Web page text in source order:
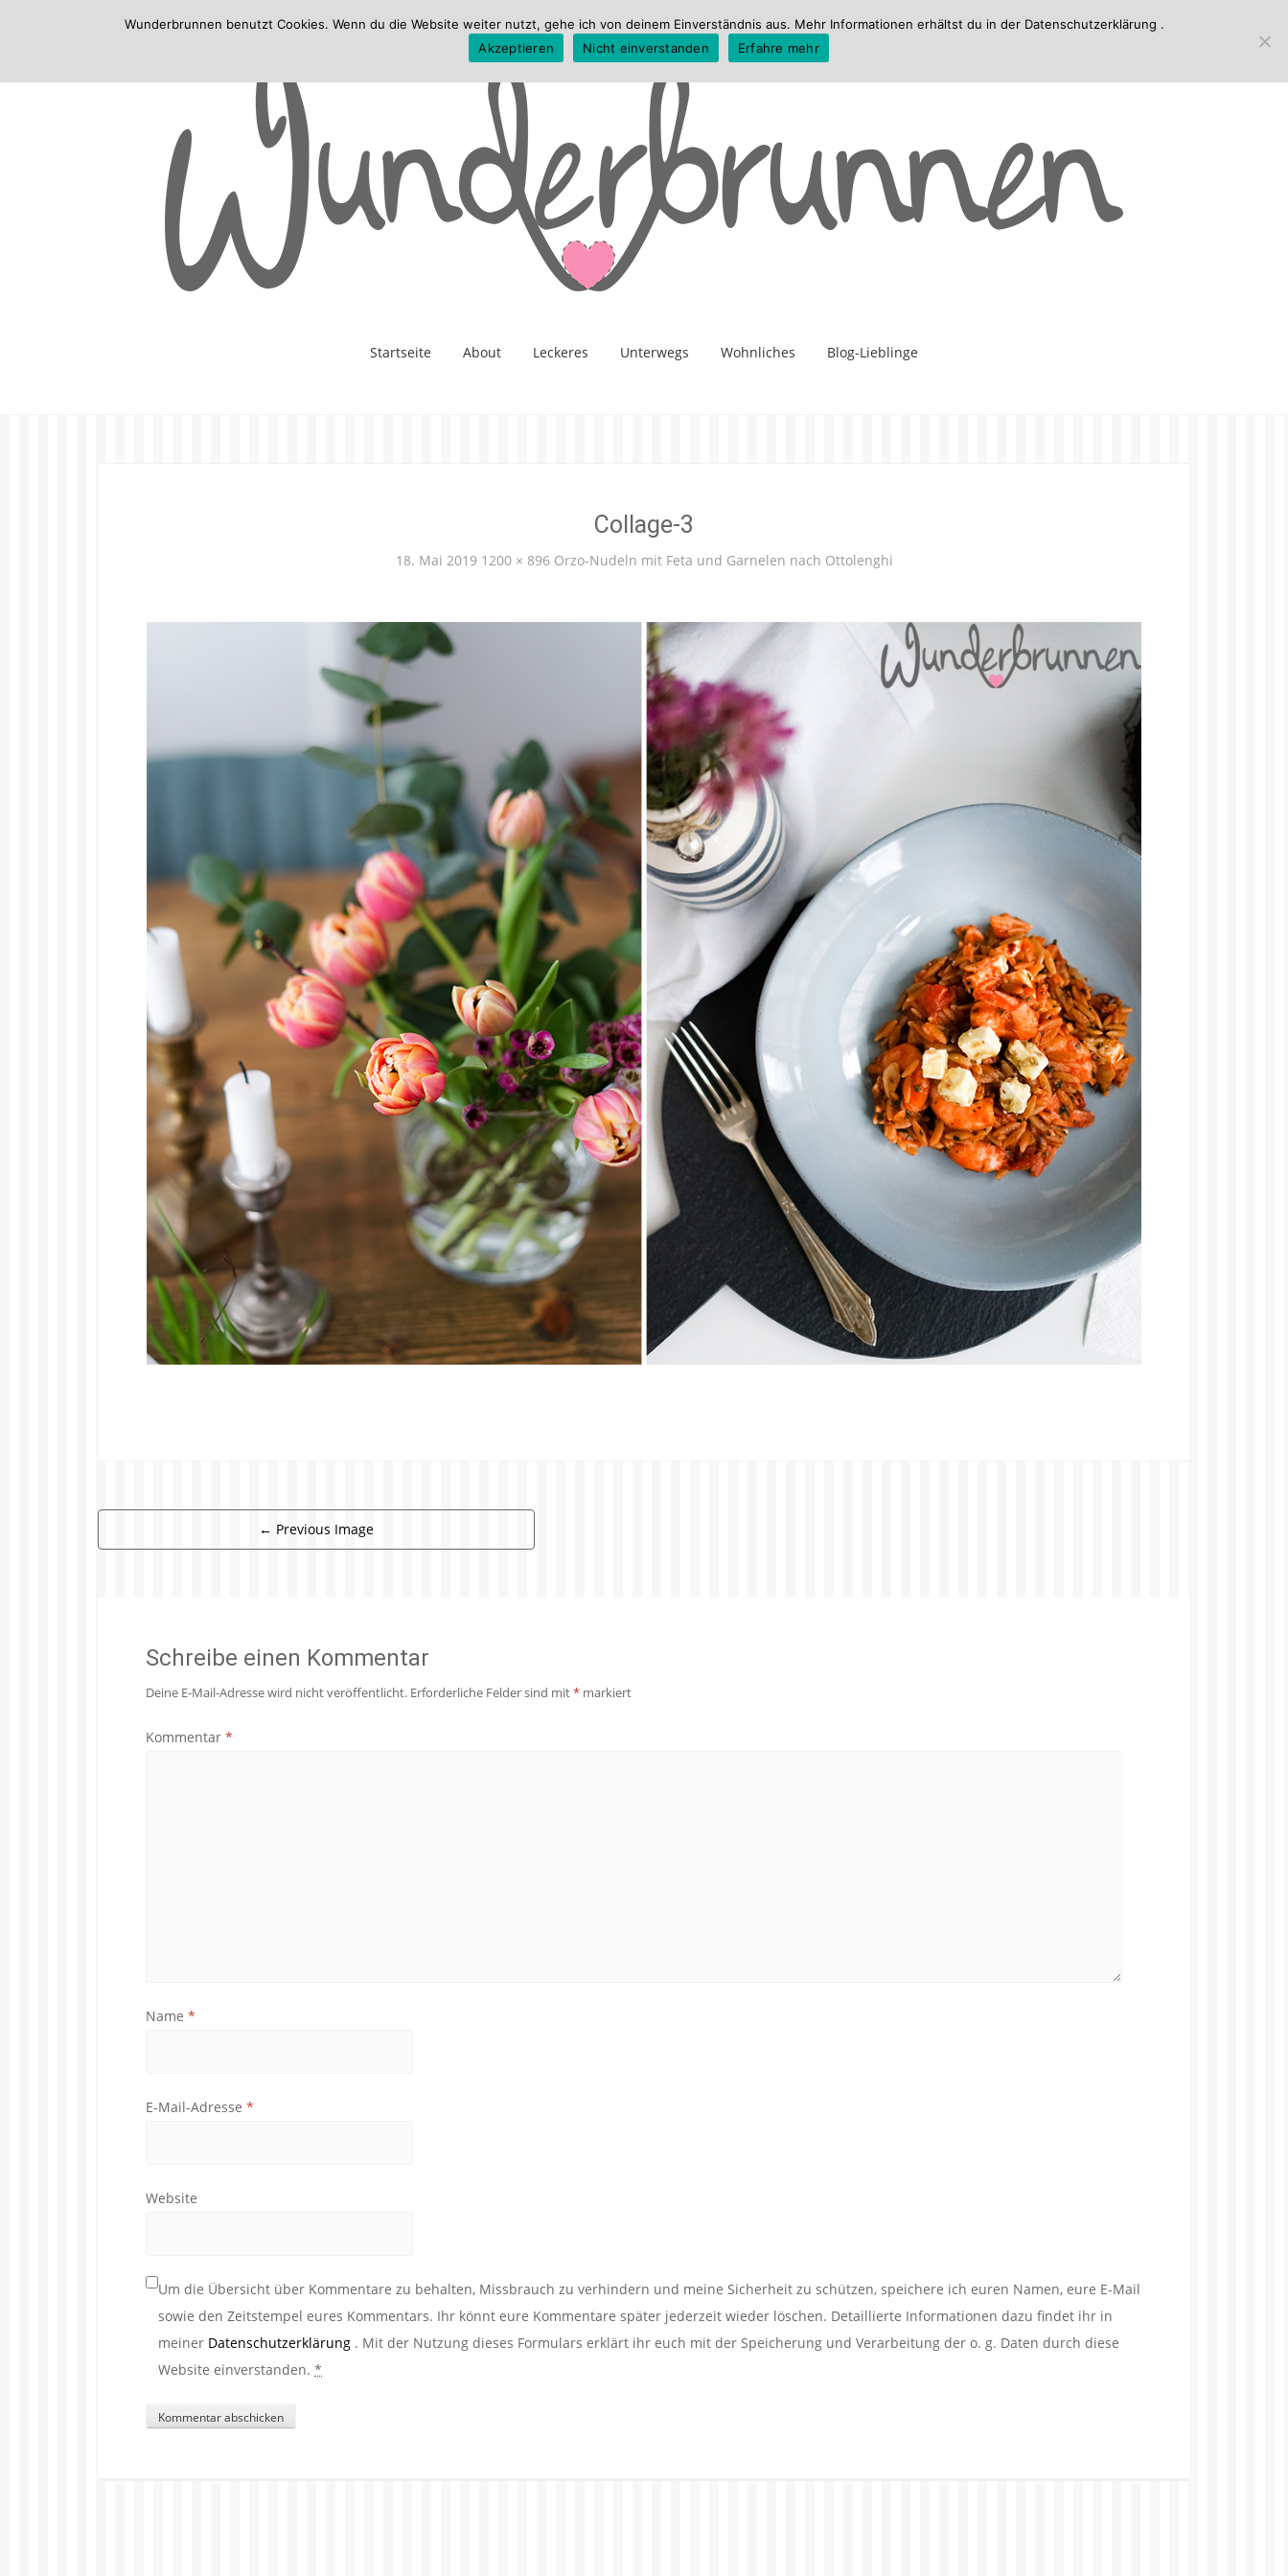
Startseite About Leckeres Unterwegs Wohnliches Blog-Lieblinge
Collage-3
18. Mai 2019 1200 × 896 Orzo-Nudeln mit Feta und Garnelen nach Ottolenghi
← Previous Image
Schreibe einen Kommentar
Deine E-Mail-Adresse wird nicht veröffentlicht. Erforderliche Felder sind mit* markiert
Kommentar *
Name *
E-Mail-Adresse *
Website
Um die Übersicht über Kommentare zu behalten, Missbrauch zu verhindern und meine Sicherheit zu schützen, speichere ich euren Namen, eure E-Mail
sowie den Zeitstempel eures Kommentars. Ihr könnt eure Kommentare später jederzeit wieder löschen. Detaillierte Informationen dazu findet ihr in
meiner Datenschutzerklärung . Mit der Nutzung dieses Formulars erklärt ihr euch mit der Speicherung und Verarbeitung der o. g. Daten durch diese
Website einverstanden. *
Wunderbrunnen benutzt Cookies. Wenn du die Website weiter nutzt, gehe ich von deinem Einverständnis aus. Mehr Informationen erhältst du in der Datenschutzerklärung .
Akzeptieren
Nicht einverstanden Erfahre mehr